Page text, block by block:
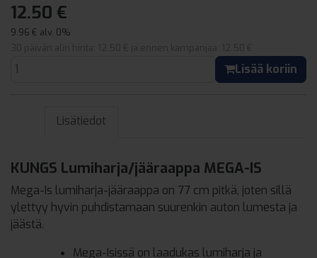
12.50 €
9.96 € alv. 0%
30 päivän alin hinta: 12.50 € ja ennen kampanjaa: 12.50 €
Lisää koriin
Lisätiedot
KUNGS Lumiharja/jääraappa MEGA-IS
Mega-Is lumiharja-jääraappa on 77 cm pitkä, joten sillä
ylettyy hyvin puhdistamaan suurenkin auton lumesta ja
jäästä.
Mega-Isissä on laadukas lumiharja ja